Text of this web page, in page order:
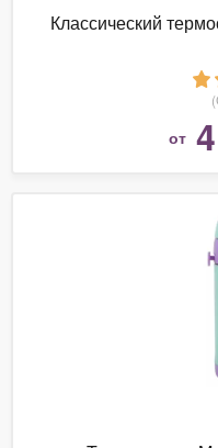
Классический
от